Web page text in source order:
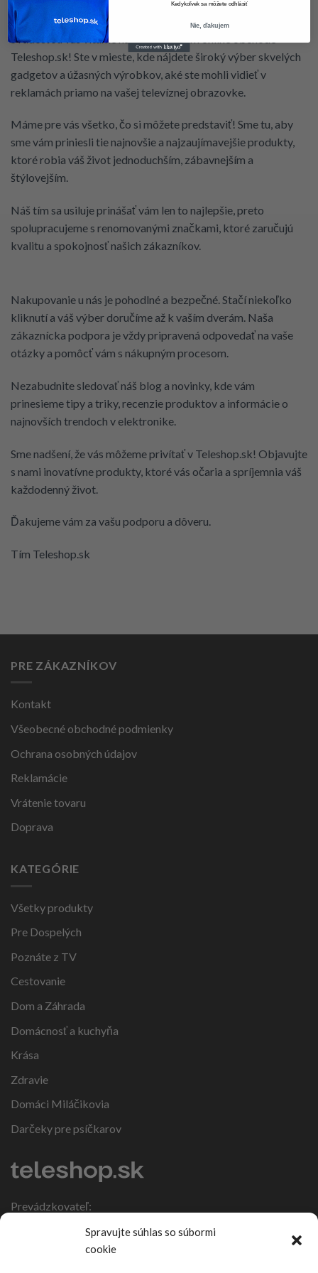
Spravujte súhlas so súbormi
cookie
S radosťou vás vítame na našom novom online obchode –
Teleshop.sk! Ste v mieste, kde nájdete široký výber skvelých
gadgetov a úžasných výrobkov, aké ste mohli vidieť v
reklamách priamo na vašej televíznej obrazovke.
Máme pre vás všetko, čo si môžete predstaviť! Sme tu, aby
sme vám priniesli tie najnovšie a najzaujímavejšie produkty,
ktoré robia váš život jednoduchším, zábavnejším a
štýlovejším.
Náš tím sa usiluje prinášať vám len to najlepšie, preto
spolupracujeme s renomovanými značkami, ktoré zaručujú
kvalitu a spokojnosť našich zákazníkov.
Nakupovanie u nás je pohodlné a bezpečné. Stačí niekoľko
kliknutí a váš výber doručíme až k vaším dverám. Naša
zákaznícka podpora je vždy pripravená odpovedať na vaše
otázky a pomôcť vám s nákupným procesom.
Nezabudnite sledovať náš blog a novinky, kde vám
prinesieme tipy a triky, recenzie produktov a informácie o
najnovších trendoch v elektronike.
Sme nadšení, že vás môžeme privítať v Teleshop.sk! Objavujte
s nami inovatívne produkty, ktoré vás očaria a spríjemnia váš
každodenný život.
Ďakujeme vám za vašu podporu a dôveru.
Tím Teleshop.sk
PRE ZÁKAZNÍKOV
Kontakt
Všeobecné obchodné podmienky
Ochrana osobných údajov
Reklamácie
Vrátenie tovaru
Doprava
KATEGÓRIE
Všetky produkty
Pre Dospelých
Poznáte z TV
Cestovanie
Dom a Záhrada
Domácnosť a kuchyňa
Krása
Zdravie
Domáci Miláčikovia
Darčeky pre psíčkarov
Prevádzkovateľ:
DIČ: 1086270988
Kedykoľvek sa môžete odhlásiť
Nie, ďakujem